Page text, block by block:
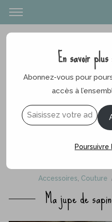
Accessoires Couture
Ma jupe de
En savoir
Abonnez-vous pour
accès à